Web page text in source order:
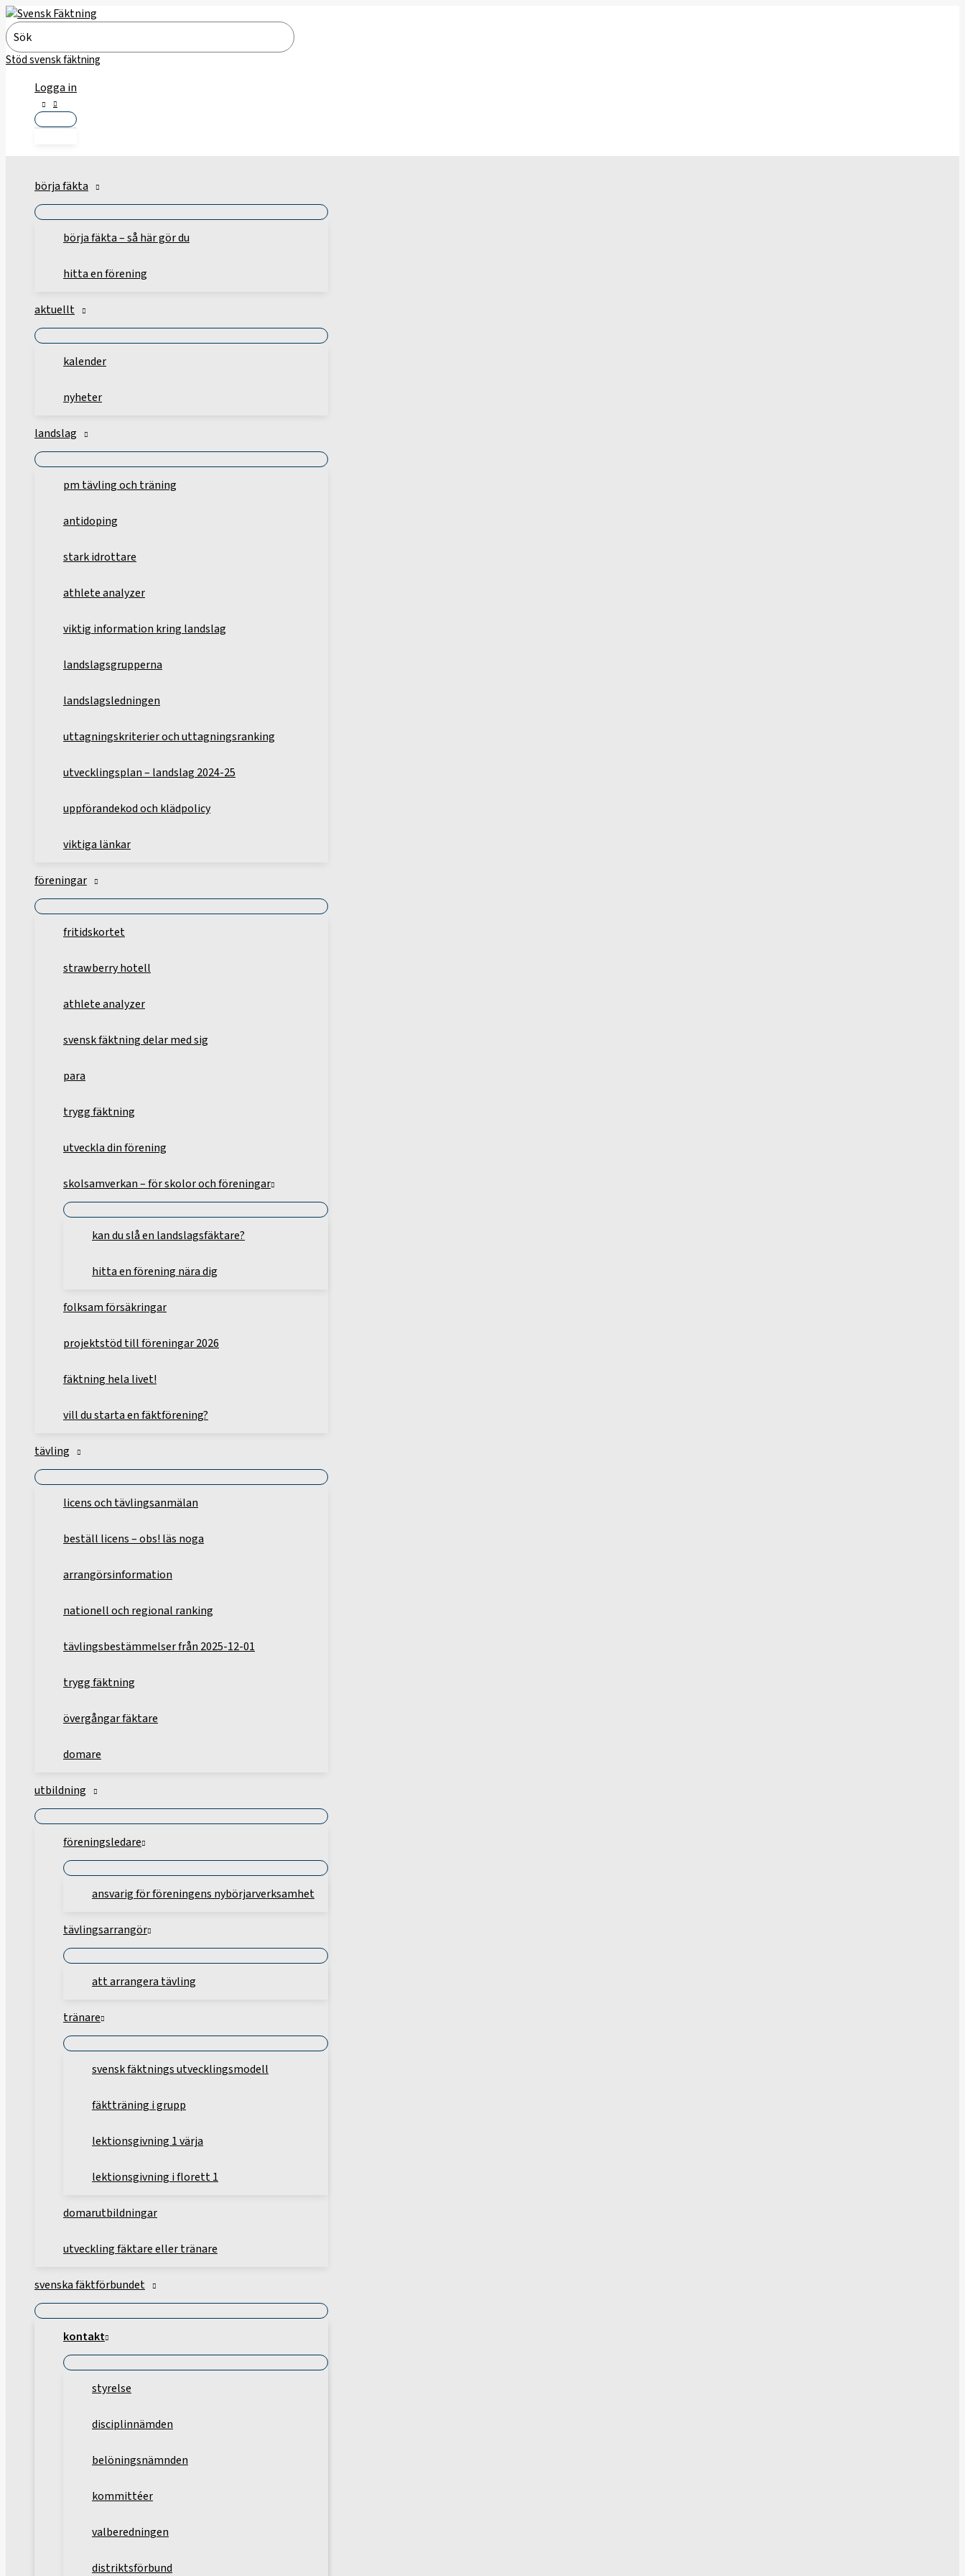
Hoppa
till
innehåll
Search
for:
Stöd svensk fäktning
Logga in
börja fäkta
börja fäkta – så här gör du
hitta en förening
aktuellt
kalender
nyheter
landslag
pm tävling och träning
antidoping
stark idrottare
athlete analyzer
viktig information kring landslag
landslagsgrupperna
landslagsledningen
uttagningskriterier och uttagningsranking
utvecklingsplan – landslag 2024-25
uppförandekod och klädpolicy
viktiga länkar
föreningar
fritidskortet
strawberry hotell
athlete analyzer
svensk fäktning delar med sig
para
trygg fäktning
utveckla din förening
skolsamverkan – för skolor och föreningar
kan du slå en landslagsfäktare?
hitta en förening nära dig
folksam försäkringar
projektstöd till föreningar 2026
fäktning hela livet!
vill du starta en fäktförening?
tävling
licens och tävlingsanmälan
beställ licens – obs! läs noga
arrangörsinformation
nationell och regional ranking
tävlingsbestämmelser från 2025-12-01
trygg fäktning
övergångar fäktare
domare
utbildning
föreningsledare
ansvarig för föreningens nybörjarverksamhet
tävlingsarrangör
att arrangera tävling
tränare
svensk fäktnings utvecklingsmodell
fäktträning i grupp
lektionsgivning 1 värja
lektionsgivning i florett 1
domarutbildningar
utveckling fäktare eller tränare
svenska fäktförbundet
kontakt
styrelse
disciplinnämden
belöningsnämnden
kommittéer
valberedningen
distriktsförbund